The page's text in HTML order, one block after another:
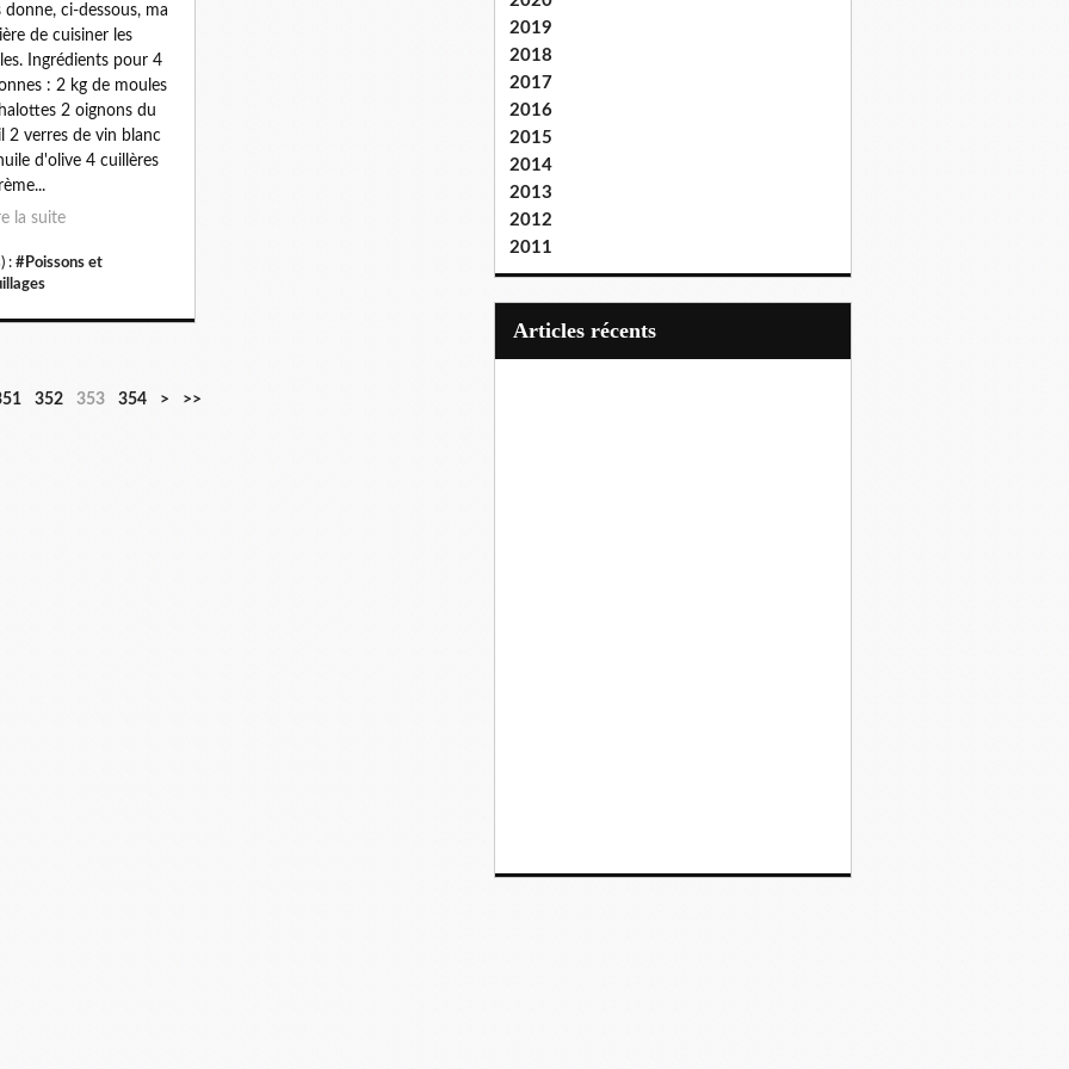
donne, ci-dessous, ma
de cuisiner les
Ingrédients pour 4
: 2 kg de moules
2 oignons du
2 verres de vin blanc
d'olive 4 cuillères
la suite
: #Poissons et
352 353 354 > >>
2019
2018
2017
2016
2015
2014
2013
2012
2011
articles récents